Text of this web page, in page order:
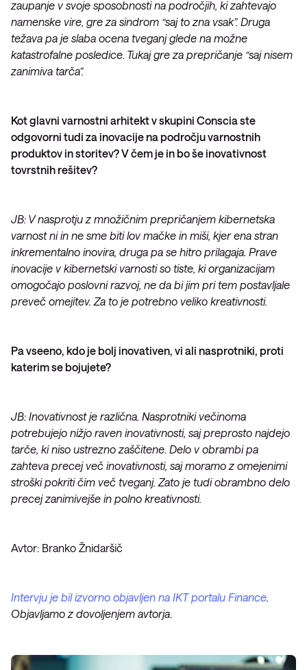
zaupanje v svoje sposobnosti na področjih, ki zahtevajo
namenske vire, gre za sindrom “saj to zna vsak”. Druga
težava pa je slaba ocena tveganj glede na možne
katastrofalne posledice. Tukaj gre za prepričanje “saj nisem
zanimiva tarča”.
Kot glavni varnostni arhitekt v skupini Conscia ste
odgovorni tudi za inovacije na področju varnostnih
produktov in storitev? V čem je in bo še inovativnost
tovrstnih rešitev?
JB: V nasprotju z množičnim prepričanjem kibernetska
varnost ni in ne sme biti lov mačke in miši, kjer ena stran
inkrementalno inovira, druga pa se hitro prilagaja. Prave
inovacije v kibernetski varnosti so tiste, ki organizacijam
omogočajo poslovni razvoj, ne da bi jim pri tem postavljale
preveč omejitev. Za to je potrebno veliko kreativnosti.
Pa vseeno, kdo je bolj inovativen, vi ali nasprotniki, proti
katerim se bojujete?
JB: Inovativnost je različna. Nasprotniki večinoma
potrebujejo nižjo raven inovativnosti, saj preprosto najdejo
tarče, ki niso ustrezno zaščitene. Delo v obrambi pa
zahteva precej več inovativnosti, saj moramo z omejenimi
stroški pokriti čim več tveganj. Zato je tudi obrambno delo
precej zanimivejše in polno kreativnosti.
Avtor: Branko Žnidaršič
Intervju je bil izvorno objavljen na IKT portalu Finance.
Objavljamo z dovoljenjem avtorja.